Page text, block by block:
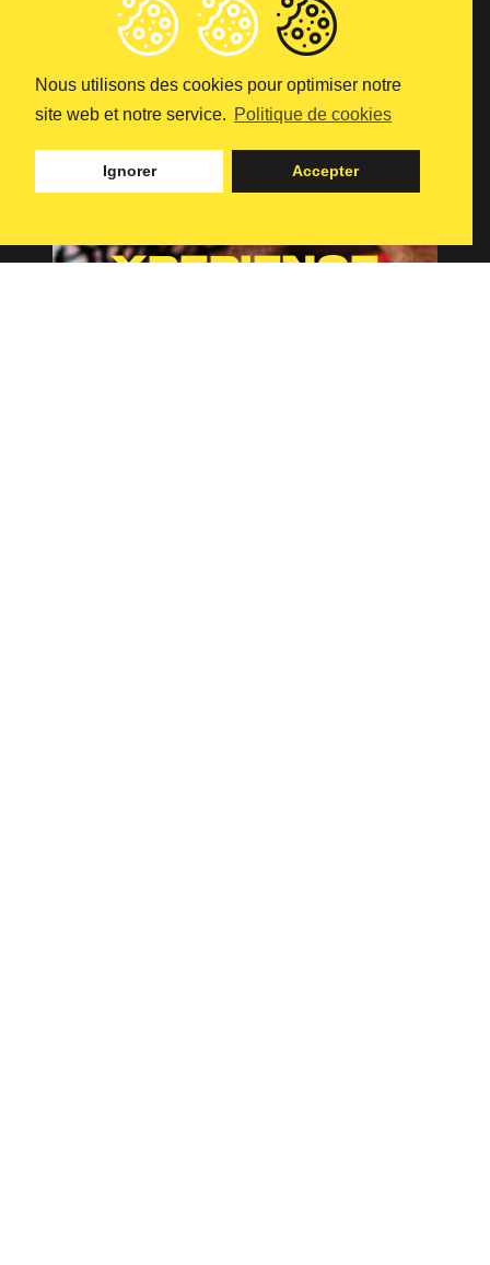
Nous utilisons des cookies pour optimiser notre
site web et notre service. Politique de cookies
Ignorer Accepter
VOTRE
XPERIENCE